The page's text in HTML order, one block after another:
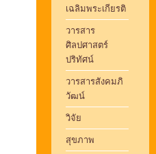
เฉลิมพระเกียรติ
วารสาร
ศิลปศาสตร์
ปริทัศน์
วารสารสังคมภิ
วัฒน์
วิจัย
สุขภาพ